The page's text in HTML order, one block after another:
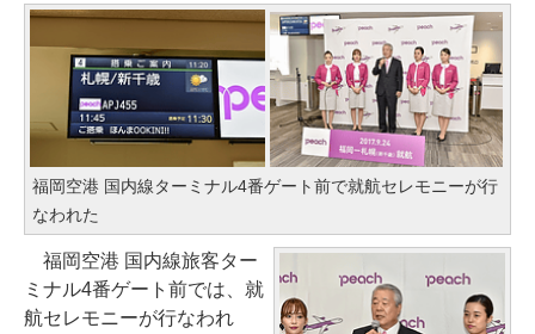
福岡空港 国内線ターミナル4番ゲート前で就航セレモニーが行
なわれた
福岡空港 国内線旅客ター
ミナル4番ゲート前では、就
航セレモニーが行なわれ